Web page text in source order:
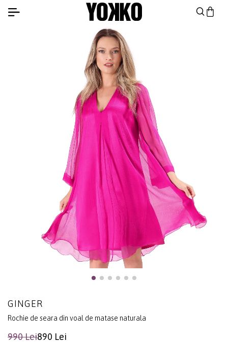
GINGER
Rochie de seara din voal de matase naturala
990 Lei890 Lei